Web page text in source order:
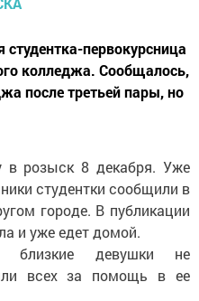
первокурсница
колледжа. Сообщалось,
после третьей пары, но
в розыск 8 декабря. Уже
студентки сообщили в
городе. В публикации
и уже едет домой.
близкие девушки не
всех за помощь в ее